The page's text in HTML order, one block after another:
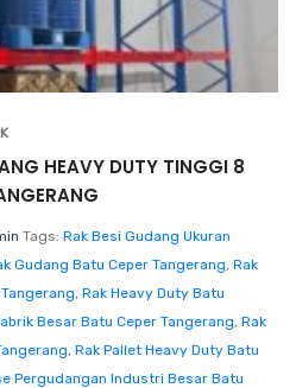
HEAVY DUTY TINGGI 8
Tags: Rak Besi Gudang Ukuran
Gudang Batu Ceper Tangerang, Rak
, Rak Heavy Duty Batu
Besar Batu Ceper Tangerang, Rak
, Rak Pallet Heavy Duty Batu
Pergudangan Industri Besar Batu